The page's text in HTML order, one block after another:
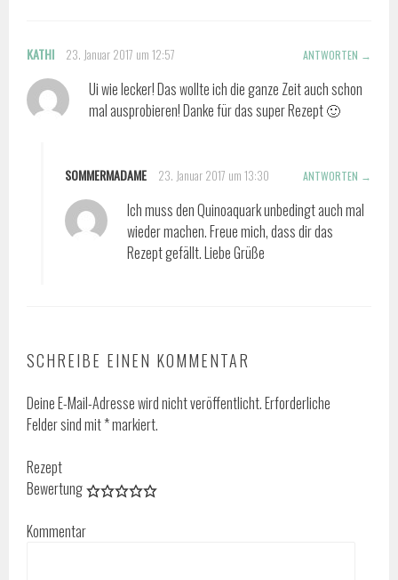
KATHI 23. Januar 2017 um 12:57 ANTWORTEN
Ui wie lecker! Das wollte ich die ganze Zeit auch schon
mal ausprobieren! Danke für das super Rezept 🙂
SOMMERMADAME 23. Januar 2017 um 13:30 ANTWORTEN
Ich muss den Quinoaquark unbedingt auch mal
wieder machen. Freue mich, dass dir das
Rezept gefällt. Liebe Grüße
SCHREIBE EINEN KOMMENTAR
Deine E-Mail-Adresse wird nicht veröffentlicht.Erforderliche
Felder sind mit*markiert.
Rezept
Bewertung
Kommentar